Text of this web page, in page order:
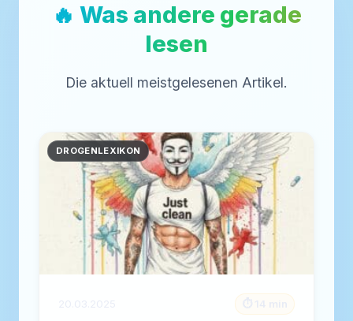
🔥 Was andere gerade
lesen
Die aktuell meistgelesenen Artikel.
DROGENLEXIKON